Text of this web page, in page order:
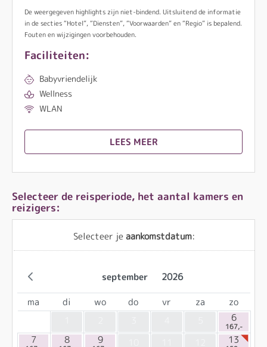
De weergegeven highlights zijn niet-bindend. Uitsluitend de informatie
in de secties “Hotel”, “Diensten”, “Voorwaarden” en “Regio” is bepalend.
Fouten en wijzigingen voorbehouden.
Faciliteiten:
Babyvriendelijk
Wellness
WLAN
LEES MEER
Selecteer de reisperiode, het aantal kamers en
reizigers:
Selecteer jeaankomstdatum:
september 2026
ma di wo do vr za
zo
6
167,-
7 8 9 13